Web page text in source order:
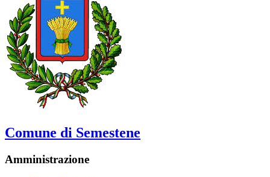
Comune di Semestene
Amministrazione